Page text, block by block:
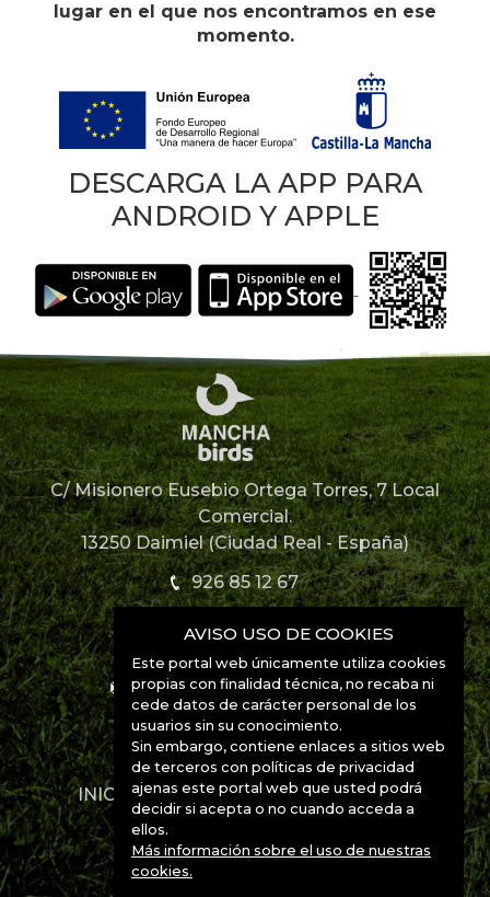
lugar en el que nos encontramos en ese
momento.
DESCARGA LA APP PARA
ANDROID Y APPLE
C/ Misionero Eusebio Ortega Torres, 7 Local
Comercial.
13250 Daimiel (Ciudad Real - España)
926 85 12 67
926 85 52 49
info@manchabirds.com
Ubicación
INICIO DESTINOS
ESPECIES
CONTACTO
AVISO USO DE COOKIES
Este portal web únicamente utiliza cookies
propias con finalidad técnica, no recaba ni
cede datos de carácter personal de los
usuarios sin su conocimiento.
Sin embargo, contiene enlaces a sitios web
de terceros con políticas de privacidad
ajenas este portal web que usted podrá
decidir si acepta o no cuando acceda a
ellos.
Más información sobre el uso de nuestras
cookies.